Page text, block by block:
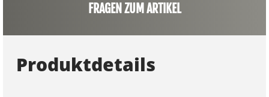
FRAGEN ZUM ARTIKEL
Produktdetails